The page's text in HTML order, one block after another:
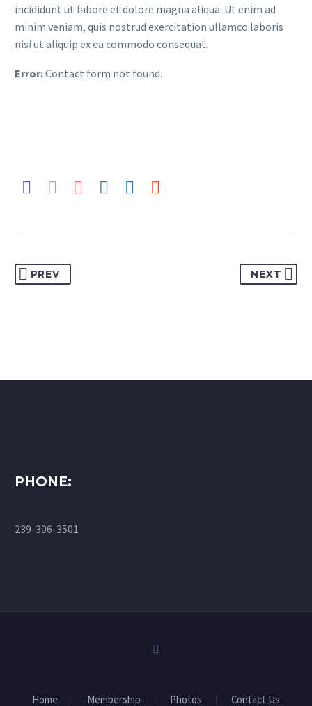
incididunt ut labore et dolore magna aliqua. Ut enim ad
minim veniam, quis nostrud exercitation ullamco laboris
nisi ut aliquip ex ea commodo consequat.
Error:Contact form not found.
PREV NEXT
PHONE:
239-306-3501
Home Membership Photos Contact Us